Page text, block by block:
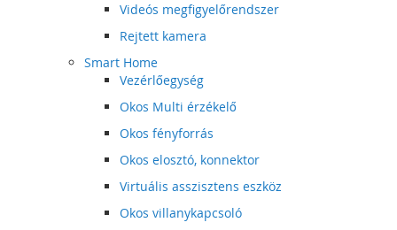
Videós megfigyelőrendszer
Rejtett kamera
Smart Home
Vezérlőegység
Okos Multi érzékelő
Okos fényforrás
Okos elosztó, konnektor
Virtuális asszisztens eszköz
Okos villanykapcsoló